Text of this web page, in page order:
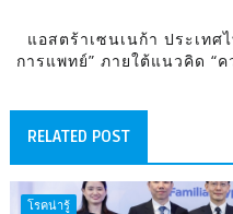
แอสตร้าเซนเนก้า ประเทศ
การแพทย์” ภายใต้แนวคิด “
RELATED POST
โรคน่ารู้